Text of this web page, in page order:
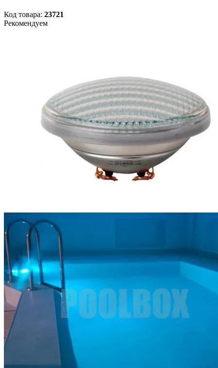
Код товара: 23721
Рекомендуем